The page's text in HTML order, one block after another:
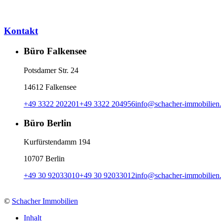
Kontakt
Büro Falkensee
Potsdamer Str. 24
14612 Falkensee
+49 3322 202201+49 3322 204956info@schacher-
Büro Berlin
Kurfürstendamm 194
10707 Berlin
+49 30 92033010+49 30 92033012info@schacher-
© Schacher Immobilien
Inhalt